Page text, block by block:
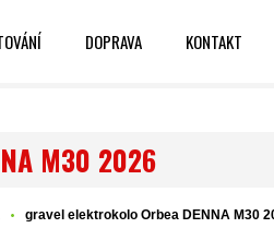
DOPRAVA KONTAKT
M30 2026
gravel elektrokolo Orbea DENNA M30